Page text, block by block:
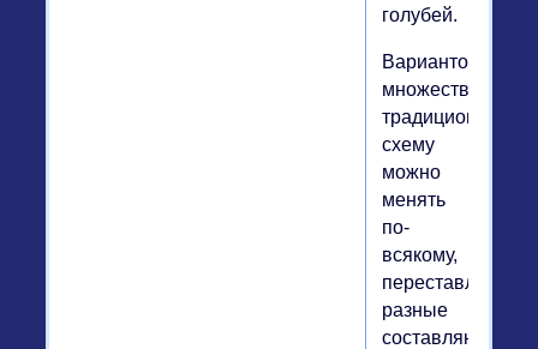
голубей.
Вариантов
множество:
традиционную
схему
можно
менять
по-
всякому,
переставляя
разные
составляющие